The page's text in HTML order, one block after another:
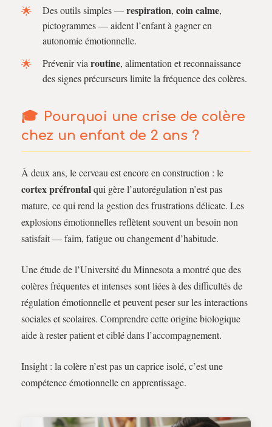
Des outils simples —respiration, coin calme,
pictogrammes — aident l’enfant à gagner en
autonomie émotionnelle.
Prévenir via routine, alimentation et reconnaissance
des signes précurseurs limite la fréquence des colères.
Pourquoi une crise de colère
chez un enfant de 2 ans ?
À deux ans, le cerveau est encore en construction : le
cortex préfrontalqui gère l’autorégulation n’est pas
mature, ce qui rend la gestion des frustrations délicate. Les
explosions émotionnelles reflètent souvent un besoin non
satisfait — faim, fatigue ou changement d’habitude.
Une étude de l’Université du Minnesota a montré que des
colères fréquentes et intenses sont liées à des difficultés de
régulation émotionnelle et peuvent peser sur les interactions
sociales et scolaires. Comprendre cette origine biologique
aide à rester patient et ciblé dans l’accompagnement.
Insight : la colère n’est pas un caprice isolé, c’est une
compétence émotionnelle en apprentissage.